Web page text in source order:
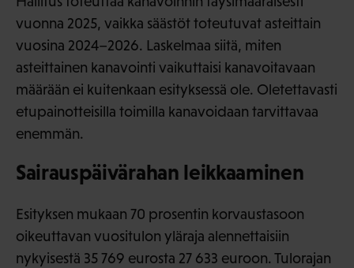
vuonna 2025, vaikka säästöt toteutuvat asteittain
vuosina 2024–2026. Laskelmaa siitä, miten
asteittainen kanavointi vaikuttaisi kanavoitavaan
määrään ei kuitenkaan esityksessä ole. Oletettavasti
etupainotteisilla toimilla kanavoidaan tarvittavaa
enemmän.
Sairauspäivärahan leikkaaminen
Esityksen mukaan 70 prosentin korvaustasoon
oikeuttavan vuositulon yläraja alennettaisiin
nykyisestä 35 769 eurosta 27 633 euroon. Tulorajan